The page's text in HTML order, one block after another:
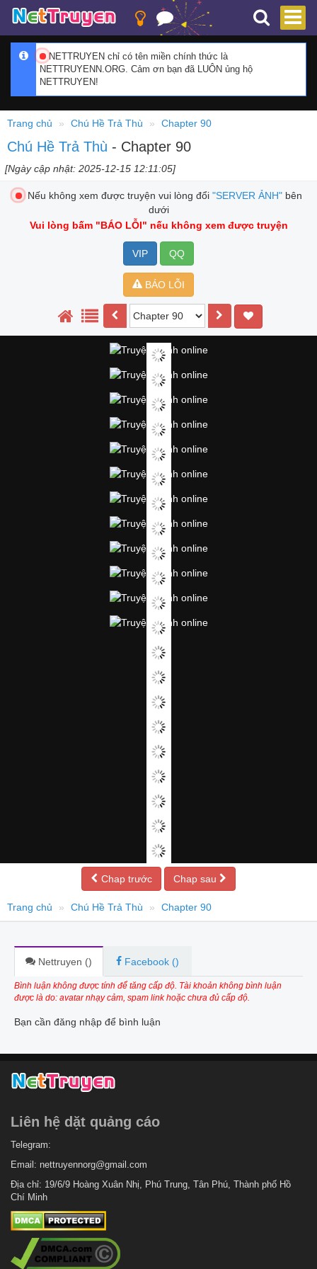
NETTRUYEN chỉ có tên miền chính thức là
NETTRUYENN.ORG. Cảm ơn bạn đã LUÔN ủng hộ
NETTRUYEN!
Trang chủ Chú Hề Trả Thù Chapter 90
Chú Hề Trả Thù - Chapter 90
[Ngày cập nhật: 2025-12-15 12:11:05]
Nếu không xem được truyện vui lòng đổi "SERVER ẢNH"bên
dưới
Vui lòng bấm "BÁO LỖI" nếu không xem được truyện
VIP QQ
BÁO LỖI
Chap trước Chap sau
Trang chủ Chú Hề Trả Thù Chapter 90
Nettruyen () Facebook ()
Bình luận không được tính để tăng cấp độ. Tài khoản không bình luận
được là do: avatar nhạy cảm, spam link hoặc chưa đủ cấp độ.
Bạn cần đăng nhập để bình luận
Liên hệ dặt quảng cáo
Telegram:
Email: nettruyennorg@gmail.com
Địa chỉ: 19/6/9 Hoàng Xuân Nhị, Phú Trung, Tân Phú, Thành phố Hồ
Chí Minh